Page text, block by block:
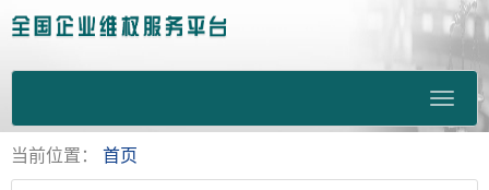
当前位置： 首页